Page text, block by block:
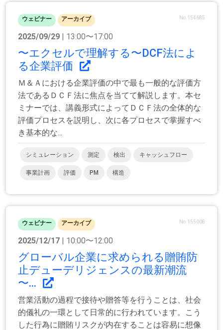
ウェビナー アーカイブ No.154685
2025/09/29 | 13:00〜17:00
〜エクセルで理解する〜DCF法によ
る企業評価
Ｍ＆Ａにおける企業評価の中で最も一般的な評価方
法であるＤＣＦ法に焦点を当てて解説します。本セ
ミナーでは、講義形式によってＤＣＦ法の全体的な
評価プロセスを説明し、次に各プロセスで掌握すべ
き基本的な...
シミュレーション 測定 検出 キャッシュフロー
事業計画 評価 PM 構造
ウェビナー アーカイブ No.155008
2025/12/17 | 10:00〜12:00
グローバル企業に求められる贈賄防
止デューデリジェンスの最新潮流
〜...
営業活動の過程で接待や贈答等を行うことは、社会
的儀礼の一環として日常的に行われています。こう
した行為に贈賄リスクが内在することは容易に想像